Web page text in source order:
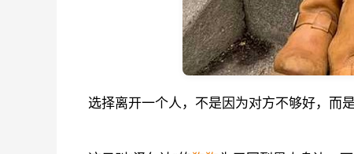
选择离开一个人，不是因为对方不够好，而